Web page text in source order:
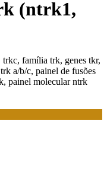
(ntrk1,
trkc, família trk, genes tkr,
a/b/c, painel de fusões
painel molecular ntrk